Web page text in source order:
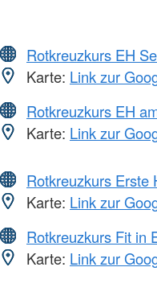
Rotkreuzkurs EH
Karte: Link zur
Rotkreuzkurs EH
Karte: Link zur
Rotkreuzkurs Erste
Karte: Link zur
Rotkreuzkurs Fit in
Karte: Link zur